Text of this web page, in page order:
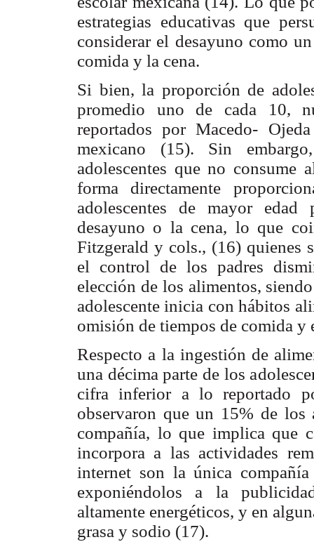
estrategias educativas que
considerar el desayuno como
comida y la cena.
Si bien, la proporción de
promedio uno de cada 10,
reportados por Macedo-
mexicano (15). Sin
adolescentes que no consume
forma directamente
adolescentes de mayor
desayuno o la cena, lo que
Fitzgerald y cols., (16) quienes
el control de los padres
elección de los alimentos,
adolescente inicia con hábitos
omisión de tiempos de comida y
Respecto a la ingestión de
una décima parte de los
cifra inferior a lo reportado
observaron que un 15% de los
compañía, lo que implica que
incorpora a las actividades
internet son la única
exponiéndolos a la
altamente energéticos, y en
grasa y sodio (17).